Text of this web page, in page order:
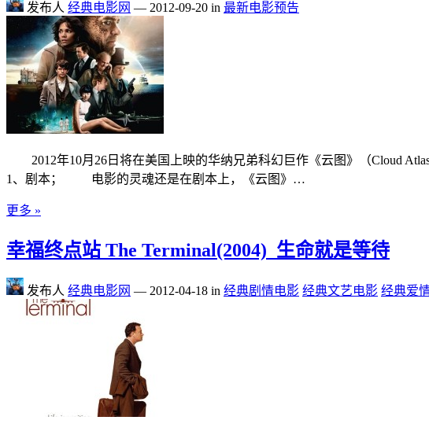
发布人 经典电影网 — 2012-09-20 in 最新电影预告
2012年10月26日将在美国上映的华纳兄弟科幻巨作《云图》（Cloud
1、剧本； 电影的灵魂还是在剧本上，《云图》…
更多 »
幸福终点站 The Terminal(2004)_生命就是等待
发布人 经典电影网 — 2012-04-18 in 经典剧情电影 经典文艺电影 经典爱